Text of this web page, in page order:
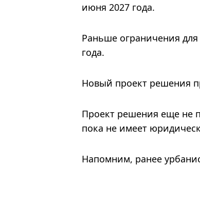
июня 2027 года.
Раньше ограничения
года.
Новый проект решения
Проект решения еще не
пока не имеет
Напомним, ранее